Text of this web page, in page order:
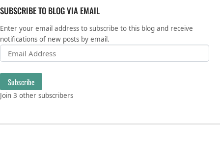
SUBSCRIBE TO BLOG VIA EMAIL
Enter your email address to subscribe to this blog and receive
notifications of new posts by email.
Email Address
Subscribe
Join 3 other subscribers